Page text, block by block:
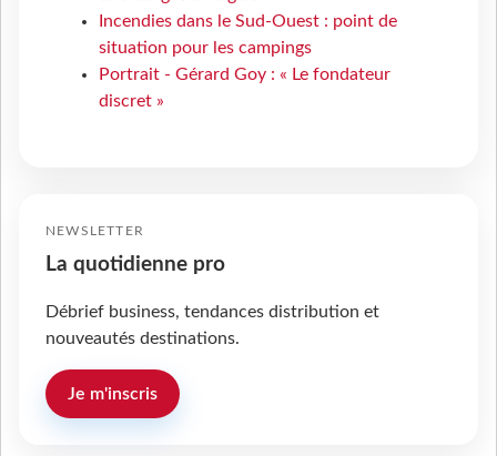
Incendies dans le Sud-Ouest : point de
situation pour les campings
Portrait - Gérard Goy : « Le fondateur
discret »
NEWSLETTER
La quotidienne pro
Débrief business, tendances distribution et
nouveautés destinations.
Je m'inscris